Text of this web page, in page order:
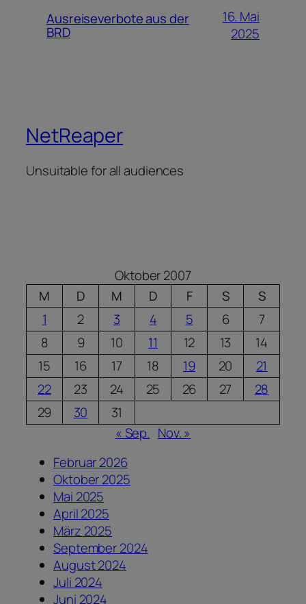
Ausreiseverbote aus der
BRD
16. Mai
2025
NetReaper
Unsuitable for all audiences
Oktober 2007
M
D M D F S
S
1
2 3 4 5 6
7
8
9 10 11 12 13
14
15
16 17 18 19 20
21
22
23 24 25 26 27
28
29
30
31
« Sep. Nov. »
Februar 2026
Oktober 2025
Mai 2025
April 2025
März 2025
September 2024
August 2024
Juli 2024
Juni 2024